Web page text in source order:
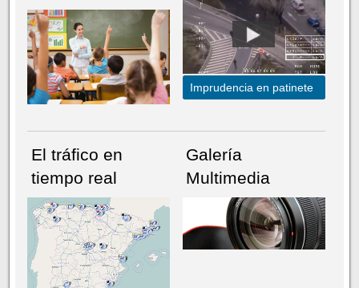
NÚMERO ACTUALHEMEROTECA
Imprudencia en patinete
El tráfico en
tiempo real
Galería
Multimedia